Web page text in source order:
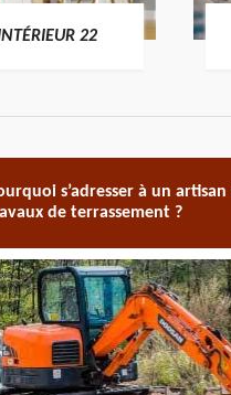
22
s’adresser à un
de terrassement ?